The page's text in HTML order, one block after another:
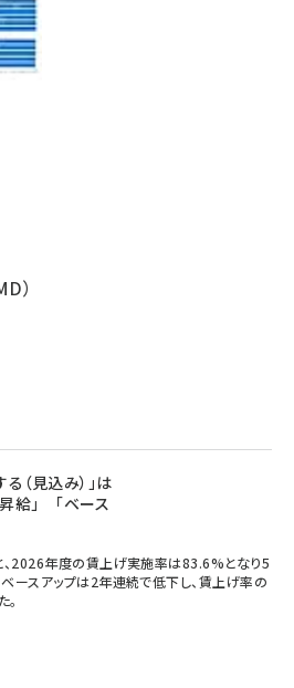
）
（見込み）」は
給」 「ベース
、2026年度の賃上げ実施率は83.6%となり5
ースアップは2年連続で低下し、賃上げ率の